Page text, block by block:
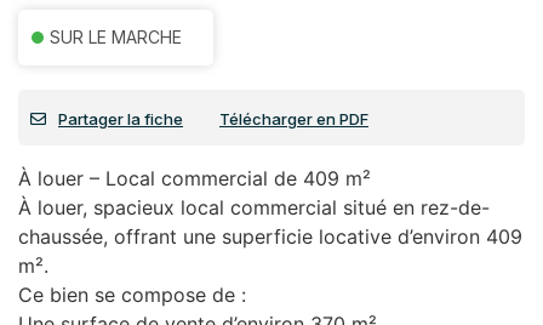
SUR LE MARCHE
Télécharger en PDF
Partager la fiche
À louer – Local commercial de 409 m²
À louer, spacieux local commercial situé en rez-de-
chaussée, offrant une superficie locative d’environ 409
m².
Ce bien se compose de :